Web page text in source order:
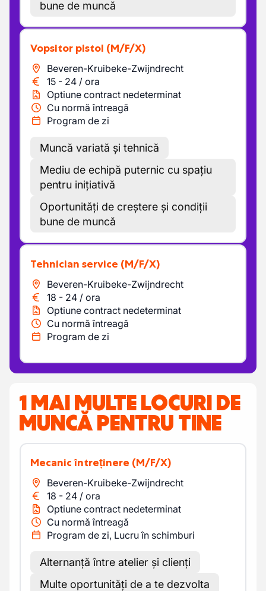
bune de muncă
Vopsitor pistol (M/F/X)
Beveren-Kruibeke-Zwijndrecht
15 - 24 / ora
Optiune contract nedeterminat
Cu normă întreagă
Program de zi
Muncă variată și tehnică
Mediu de echipă puternic cu spațiu
pentru inițiativă
Oportunități de creștere și condiții
bune de muncă
Tehnician service (M/F/X)
Beveren-Kruibeke-Zwijndrecht
18 - 24 / ora
Optiune contract nedeterminat
Cu normă întreagă
Program de zi
1 MAI MULTE LOCURI DE
MUNCĂ PENTRU TINE
Mecanic întreținere (M/F/X)
Beveren-Kruibeke-Zwijndrecht
18 - 24 / ora
Optiune contract nedeterminat
Cu normă întreagă
Program de zi, Lucru în schimburi
Alternanță între atelier și clienți
Multe oportunități de a te dezvolta